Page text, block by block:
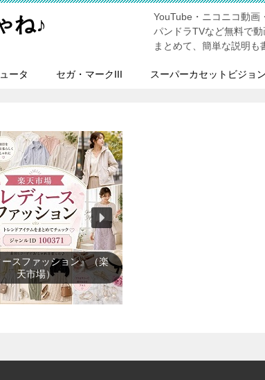
ね♪
YouTube・ニコニコ動画
パンドラTVなど無料で
まとめて、簡単な説明も
ータ セガ・マークIII スーパーカセットビジョン
ゲーム』（楽天市場）